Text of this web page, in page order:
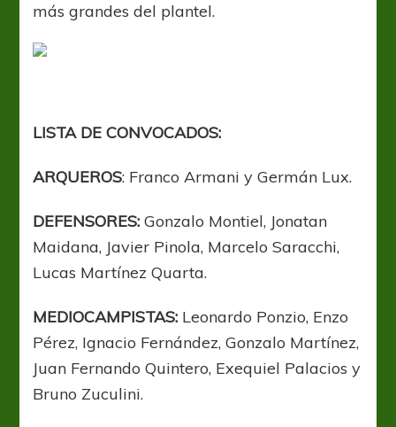
más grandes del plantel.
LISTA DE CONVOCADOS:
ARQUEROS: Franco Armani y Germán Lux.
DEFENSORES: Gonzalo Montiel, Jonatan
Maidana, Javier Pinola, Marcelo Saracchi,
Lucas Martínez Quarta.
MEDIOCAMPISTAS: Leonardo Ponzio, Enzo
Pérez, Ignacio Fernández, Gonzalo Martínez,
Juan Fernando Quintero, Exequiel Palacios y
Bruno Zuculini.